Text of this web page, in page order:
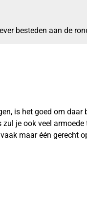
besteden aan de
is het goed om
je ook veel
maar één gerecht